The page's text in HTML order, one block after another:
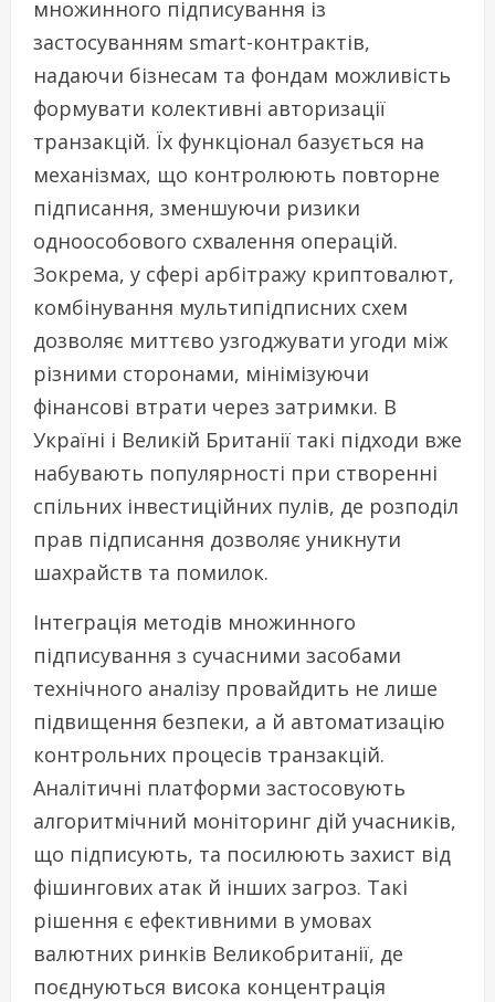
множинного підписування із
застосуванням smart-контрактів,
надаючи бізнесам та фондам можливість
формувати колективні авторизації
транзакцій. Їх функціонал базується на
механізмах, що контролюють повторне
підписання, зменшуючи ризики
одноособового схвалення операцій.
Зокрема, у сфері арбітражу криптовалют,
комбінування мультипідписних схем
дозволяє миттєво узгоджувати угоди між
різними сторонами, мінімізуючи
фінансові втрати через затримки. В
Україні і Великій Британії такі підходи вже
набувають популярності при створенні
спільних інвестиційних пулів, де розподіл
прав підписання дозволяє уникнути
шахрайств та помилок.
Інтеграція методів множинного
підписування з сучасними засобами
технічного аналізу провайдить не лише
підвищення безпеки, а й автоматизацію
контрольних процесів транзакцій.
Аналітичні платформи застосовують
алгоритмічний моніторинг дій учасників,
що підписують, та посилюють захист від
фішингових атак й інших загроз. Такі
рішення є ефективними в умовах
валютних ринків Великобританії, де
поєднуються висока концентрація